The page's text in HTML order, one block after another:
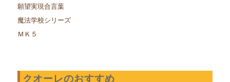
願望実現合言葉
魔法学校シリーズ
ＭＫ５
クオーレのおすすめ